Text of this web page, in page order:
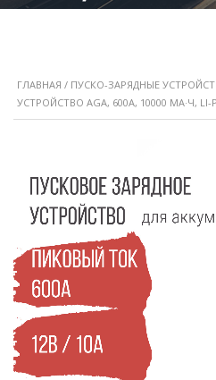
ГЛАВНАЯ / ПУСКО-ЗАРЯДНЫЕ
УСТРОЙСТВО AGA, 600А, 10000 МА·Ч, LI-